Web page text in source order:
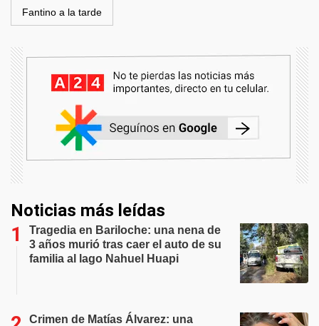
Fantino a la tarde
Noticias más leídas
Tragedia en Bariloche: una nena de
3 años murió tras caer el auto de su
familia al lago Nahuel Huapi
Crimen de Matías Álvarez: una